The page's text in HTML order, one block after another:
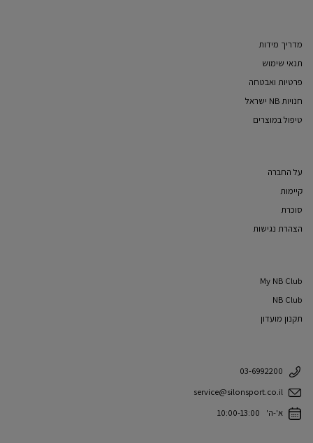
מדריך מידות
תנאי שימוש
פרטיות ואבטחה
חנויות NB ישראל
טיפול במוצרים
על החברה
קיימות
סוכרת
הצהרת נגישות
My NB Club
NB Club
תקנון מועדון
03-6992200
service@silonsport.co.il
א'-ה' 10:00-13:00